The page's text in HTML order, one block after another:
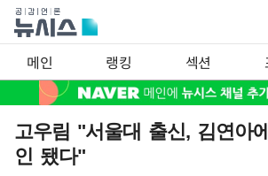
메인 랭킹 섹션
고우림 "서울대 출신, 김연아
인 됐다"